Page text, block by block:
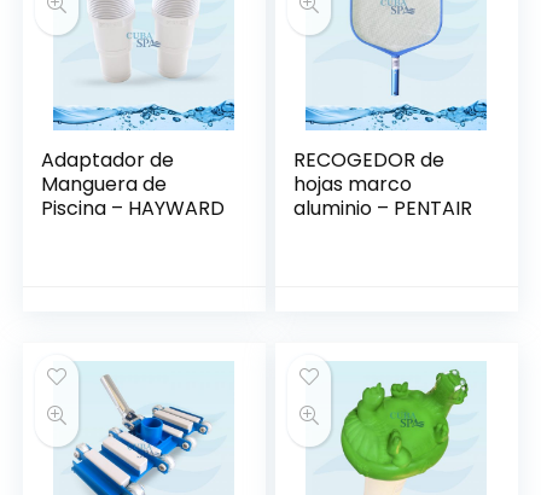
Adaptador de
Manguera de
Piscina – HAYWARD
RECOGEDOR de
hojas marco
aluminio – PENTAIR